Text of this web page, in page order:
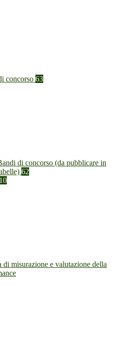
concorso 63
di concorso (da pubblicare in
62
10
di misurazione e valutazione della